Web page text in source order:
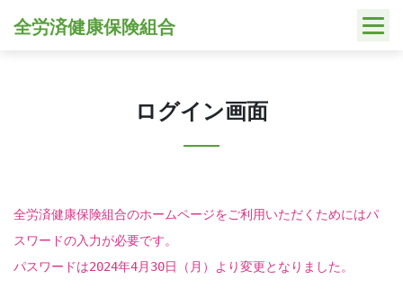
全労済健康保険組合
ログイン画面
全労済健康保険組合のホームページをご利用いただくためにはパ
スワードの入力が必要です。
パスワードは2024年4月30日（月）より変更となりました。